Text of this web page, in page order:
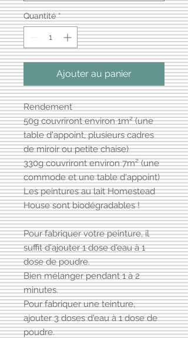
Quantité *
Ajouter au panier
Rendement
50g couvriront environ 1m² (une
table d'appoint, plusieurs cadres
de miroir ou petite chaise)
330g couvriront environ 7m² (une
commode et une table d'appoint)
Les peintures au lait Homestead
House sont biodégradables !
Pour fabriquer votre peinture, il
suffit d'ajouter 1 dose d'eau à 1
dose de poudre.
Bien mélanger pendant 1 à 2
minutes.
Pour fabriquer une teinture,
ajouter 3 doses d'eau à 1 dose de
poudre.